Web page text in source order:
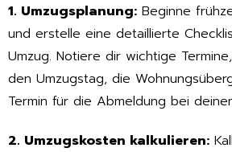
1. Umzugsplanung: Beginne
und erstelle eine detaillierte
Umzug. Notiere dir wichtige
den Umzugstag, die
Termin für die Abmeldung bei
2. Umzugskosten kalkulieren: